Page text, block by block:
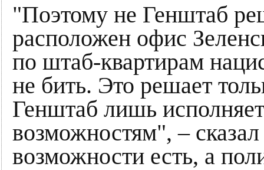
"Поэтому не Генштаб
расположен офис
по штаб-квартирам
не бить. Это решает
Генштаб лишь
возможностям", –
возможности есть, а